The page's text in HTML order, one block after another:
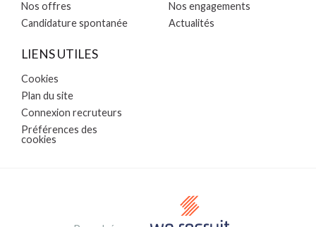
Nos offres
Candidature spontanée
Nos engagements
Actualités
LIENS UTILES
Cookies
Plan du site
Connexion recruteurs
Préférences des
cookies